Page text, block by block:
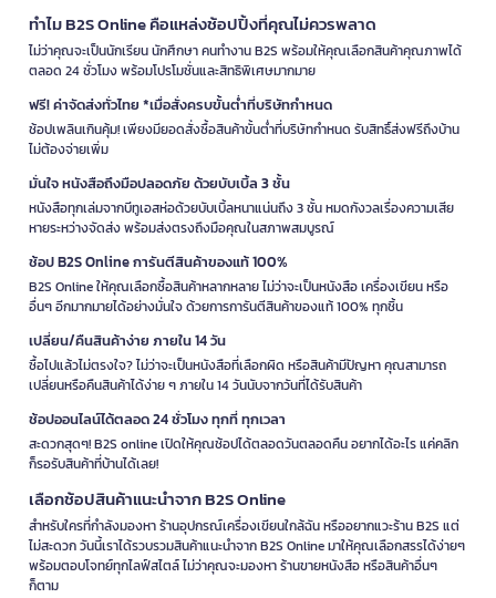
ทำไม B2S Online คือแหล่งช้อปปิ้งที่คุณไม่ควรพลาด
ไม่ว่าคุณจะเป็นนักเรียน นักศึกษา คนทำงาน B2S พร้อมให้คุณเลือกสินค้าคุณภาพได้
ตลอด 24 ชั่วโมง พร้อมโปรโมชั่นและสิทธิพิเศษมากมาย
ฟรี! ค่าจัดส่งทั่วไทย *เมื่อสั่งครบขั้นต่ำที่บริษัทกำหนด
ช้อปเพลินเกินคุ้ม! เพียงมียอดสั่งซื้อสินค้าขั้นต่ำที่บริษัทกำหนด รับสิทธิ์ส่งฟรีถึงบ้าน
ไม่ต้องจ่ายเพิ่ม
มั่นใจ หนังสือถึงมือปลอดภัย ด้วยบับเบิ้ล 3 ชั้น
หนังสือทุกเล่มจากบีทูเอสห่อด้วยบับเบิ้ลหนาแน่นถึง 3 ชั้น หมดกังวลเรื่องความเสีย
หายระหว่างจัดส่ง พร้อมส่งตรงถึงมือคุณในสภาพสมบูรณ์
ช้อป B2S Online การันตีสินค้าของแท้ 100%
B2S Online ให้คุณเลือกซื้อสินค้าหลากหลาย ไม่ว่าจะเป็นหนังสือ เครื่องเขียน หรือ
อื่นๆ อีกมากมายได้อย่างมั่นใจ ด้วยการการันตีสินค้าของแท้ 100% ทุกชิ้น
เปลี่ยน/คืนสินค้าง่าย ภายใน 14 วัน
ซื้อไปแล้วไม่ตรงใจ? ไม่ว่าจะเป็นหนังสือที่เลือกผิด หรือสินค้ามีปัญหา คุณสามารถ
เปลี่ยนหรือคืนสินค้าได้ง่าย ๆ ภายใน 14 วันนับจากวันที่ได้รับสินค้า
ช้อปออนไลน์ได้ตลอด 24 ชั่วโมง ทุกที่ ทุกเวลา
สะดวกสุดๆ! B2S online เปิดให้คุณช้อปได้ตลอดวันตลอดคืน อยากได้อะไร แค่คลิก
ก็รอรับสินค้าที่บ้านได้เลย!
เลือกช้อปสินค้าแนะนำจาก B2S Online
สำหรับใครที่กำลังมองหา ร้านอุปกรณ์เครื่องเขียนใกล้ฉัน หรืออยากแวะร้าน B2S แต่
ไม่สะดวก วันนี้เราได้รวบรวมสินค้าแนะนำจาก B2S Online มาให้คุณเลือกสรรได้ง่ายๆ
พร้อมตอบโจทย์ทุกไลฟ์สไตล์ ไม่ว่าคุณจะมองหา ร้านขายหนังสือ หรือสินค้าอื่นๆ
ก็ตาม